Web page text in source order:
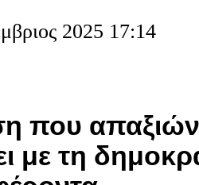
2025 17:14
που
με τη